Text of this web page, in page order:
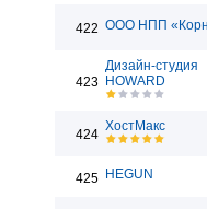
422 ООО НПП
423
Дизайн-студия
HOWARD
424
ХостМакс
425 HEGUN